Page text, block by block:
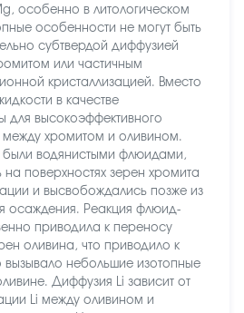
особенно в литологическом
особенности не могут быть
субтвердой диффузией
или частичным
кристаллизацией. Вместо
в качестве
для высокоэффективного
хромитом и оливином.
были водянистыми флюидами,
поверхностях зерен хромита
и высвобождались позже из
осаждения. Реакция флюид-
приводила к переносу
оливина, что приводило к
вызывало небольшие изотопные
Диффузия Li зависит от
Li между оливином и